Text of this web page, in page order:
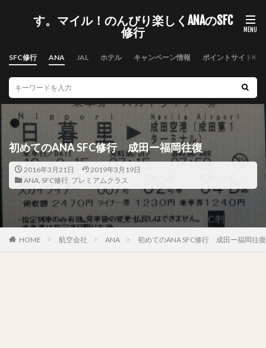
す。マイル！のんびり楽しくANAのSFC
修行
SFC修行 ANA JAL ホテル キャンペーン情報 ポイントサイト
初めてのANA SFC修行 成田ー福岡往復
2016年3月21日
2019年3月19日
ANA, SFC修行, プレミアムクラス
HOME 航空会社 ANA 初めてのANA SFC修行 成田ー福岡往復